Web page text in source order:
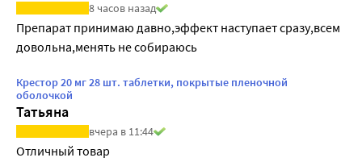
8 часов назад
Препарат принимаю давно,эффект наступает сразу,всем
довольна,менять не собираюсь
Крестор 20 мг 28 шт. таблетки, покрытые пленочной
оболочкой
Татьяна
вчера в 11:44
Отличный товар